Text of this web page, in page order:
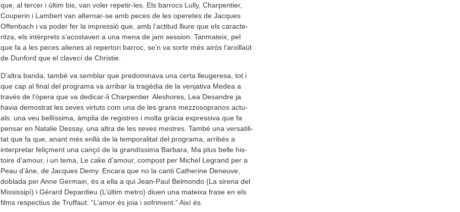
que, al ter­cer i últim bis, van voler repe­tir-les. Els bar­rocs Lully, Char­pen­tier,
Cou­pe­rin i Lam­bert van alter­nar-se amb peces de les ope­re­tes de Jac­ques
Offen­bach i va poder fer la impressió que, amb l’acti­tud lliure que els carac­te­
ritza, els intèrprets s’acos­ta­ven a una mena de jam ses­sion. Tan­ma­teix, pel
que fa a les peces ali­e­nes al reper­tori bar­roc, se’n va sor­tir més airós l’arxi­llaüt
de Dun­ford que el cla­vecí de Chris­tie.
D’altra banda, també va sem­blar que pre­do­mi­nava una certa lleu­ge­resa, tot i
que cap al final del pro­grama va arri­bar la tragèdia de la ven­ja­tiva Medea a
través de l’òpera que va dedi­car-li Char­pen­tier. Ales­ho­res, Lea Desan­dre ja
havia demos­trat les seves vir­tuts com una de les grans mez­zo­so­pra­nos actu­
als: una veu bellíssima, àmplia de regis­tres i molta gràcia expres­siva que fa
pen­sar en Nata­lie Des­say, una altra de les seves mes­tres. També una ver­sa­ti­li­
tat que fa que, anant més enllà de la tem­po­ra­li­tat del pro­grama, arribés a
inter­pre­tar feliçment una cançó de la grandíssima Bar­bara, Ma plus belle his­
toire d’amour, i un tema, Le cake d’amour, com­post per Mic­hel Legrand per a
Peau d’âne, de Jac­ques Demy. Encara que no la canti Cat­he­rine Deneuve,
doblada per Anne Ger­main, és a ella a qui Jean-Paul Bel­mondo (La sirena del
Mis­sis­sipí) i Gérard Depar­dieu (L’últim metro) diuen una mateixa frase en els
films res­pec­tius de Truf­faut: “L’amor és joia i sofri­ment.” Així és.